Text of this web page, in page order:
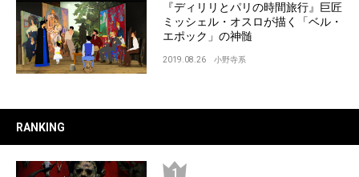
『ディリリとパリの時間旅行』巨匠
ミッシェル・オスロが描く「ベル・
エポック」の神髄
2019.08.26 小野寺系
RANKING